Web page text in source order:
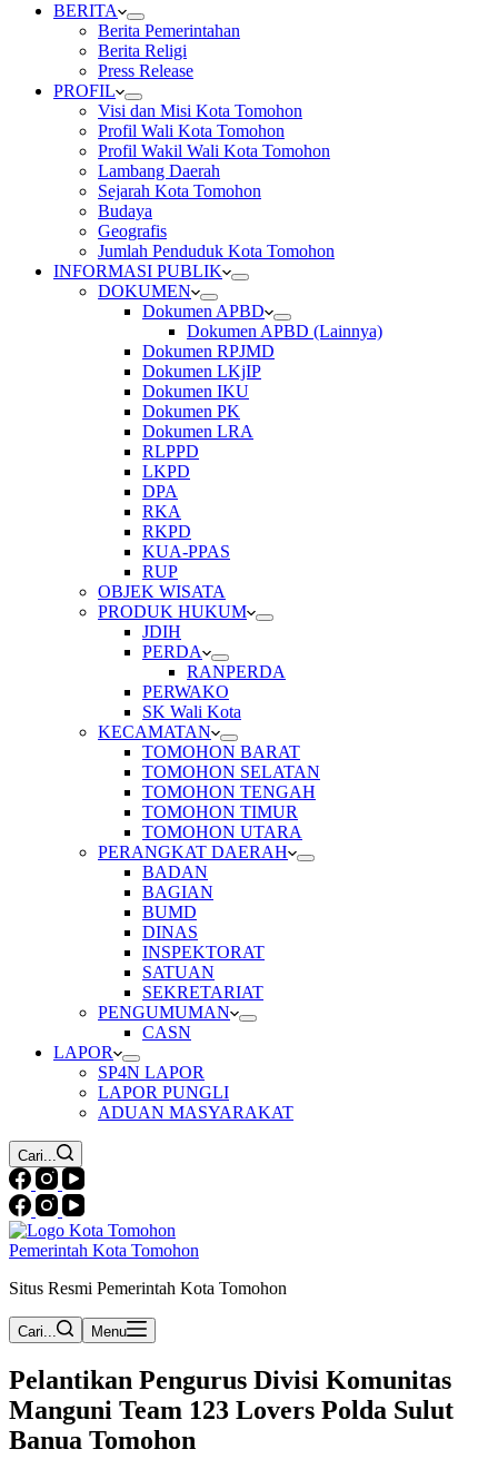
BERITA
Berita Pemerintahan
Berita Religi
Press Release
PROFIL
Visi dan Misi Kota Tomohon
Profil Wali Kota Tomohon
Profil Wakil Wali Kota Tomohon
Lambang Daerah
Sejarah Kota Tomohon
Budaya
Geografis
Jumlah Penduduk Kota Tomohon
INFORMASI PUBLIK
DOKUMEN
Dokumen APBD
Dokumen APBD (Lainnya)
Dokumen RPJMD
Dokumen LKjIP
Dokumen IKU
Dokumen PK
Dokumen LRA
RLPPD
LKPD
DPA
RKA
RKPD
KUA-PPAS
RUP
OBJEK WISATA
PRODUK HUKUM
JDIH
PERDA
RANPERDA
PERWAKO
SK Wali Kota
KECAMATAN
TOMOHON BARAT
TOMOHON SELATAN
TOMOHON TENGAH
TOMOHON TIMUR
TOMOHON UTARA
PERANGKAT DAERAH
BADAN
BAGIAN
BUMD
DINAS
INSPEKTORAT
SATUAN
SEKRETARIAT
PENGUMUMAN
CASN
LAPOR
SP4N LAPOR
LAPOR PUNGLI
ADUAN MASYARAKAT
Cari...
Pemerintah Kota Tomohon
Situs Resmi Pemerintah Kota Tomohon
Cari... Menu
Pelantikan Pengurus Divisi Komunitas
Manguni Team 123 Lovers Polda Sulut
Banua Tomohon